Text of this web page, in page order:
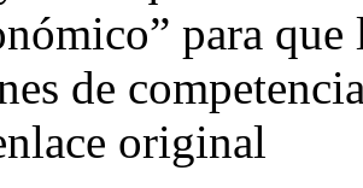
para que
de
original